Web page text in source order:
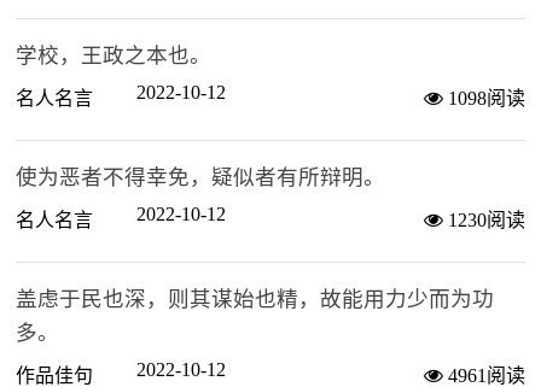
学校，王政之本也。
名人名言 2022-10-12 1098阅读
使为恶者不得幸免，疑似者有所辩明。
名人名言 2022-10-12 1230阅读
盖虑于民也深，则其谋始也精，故能用力少而为功
多。
作品佳句 2022-10-12 4961阅读